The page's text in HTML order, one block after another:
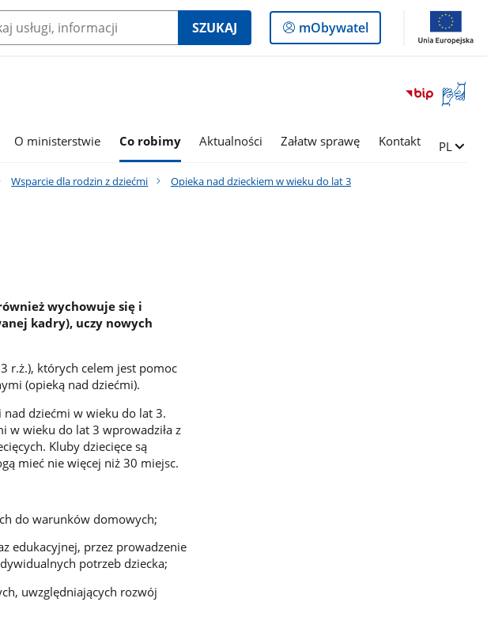
SZUKAJ
Logowanie
do
mObywatel
Otwórz
okno
języka
O ministerstwie Co robimy Aktualności Załatw sprawę Kontakt Zmień
PL
Wsparcie dla rodzin z dziećmi
Opieka nad dzieckiem w wieku do lat 3
wychowuje się i
kadry), uczy nowych
r.ż.), których celem jest pomoc
(opieką nad dziećmi).
dziećmi w wieku do lat 3.
w wieku do lat 3 wprowadziła z
Kluby dziecięce są
mieć nie więcej niż 30 miejsc.
do warunków domowych;
edukacyjnej, przez prowadzenie
potrzeb dziecka;
uwzględniających rozwój